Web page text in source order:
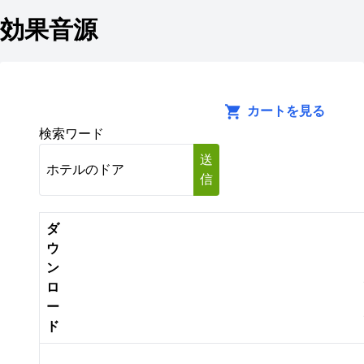
効果音源
カートを見る
検索ワード
送
信
ダ
ウ
ン
ロ
ー
ド